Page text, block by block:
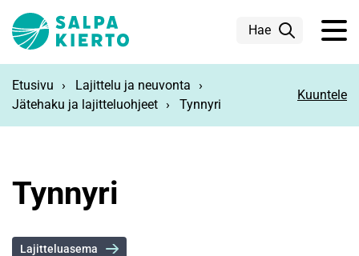
Hae
Etusivu
Lajittelu ja neuvonta
Jätehaku ja lajitteluohjeet
Tynnyri
Kuuntele
Tynnyri
Lajitteluasema